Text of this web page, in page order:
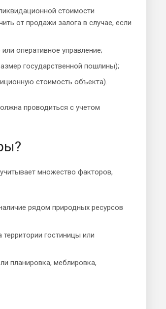
стоимости
от продажи залога в случае, если
оперативное управление;
государственной пошлины);
стоимость объекта).
проводиться с учетом
множество факторов,
рядом природных ресурсов
гостиницы или
планировка, меблировка,